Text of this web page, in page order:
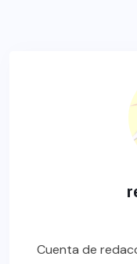
Cuenta de